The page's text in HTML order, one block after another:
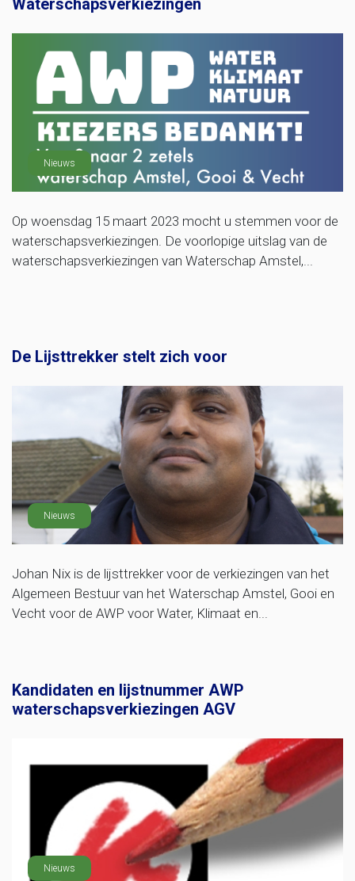
Waterschapsverkiezingen
Nieuws
Op woensdag 15 maart 2023 mocht u stemmen voor de
waterschapsverkiezingen. De voorlopige uitslag van de
waterschapsverkiezingen van Waterschap Amstel,...
De Lijsttrekker stelt zich voor
Nieuws
Johan Nix is de lijsttrekker voor de verkiezingen van het
Algemeen Bestuur van het Waterschap Amstel, Gooi en
Vecht voor de AWP voor Water, Klimaat en...
Kandidaten en lijstnummer AWP
waterschapsverkiezingen AGV
Nieuws